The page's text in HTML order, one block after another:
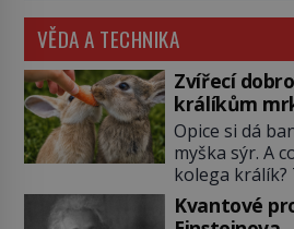
VĚDA A TECHNIKA
Zvířecí
králíkům
Opice si dá
myška sýr. A
kolega králík?
pochutnají na
podobné
Kvantové